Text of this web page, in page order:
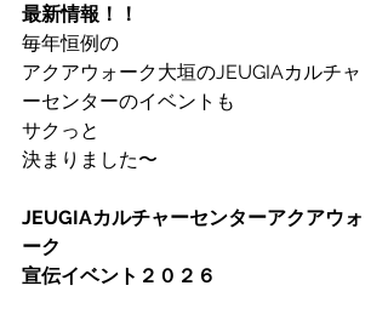
最新情報！！
毎年恒例の
アクアウォーク大垣のJEUGIAカルチャ
ーセンターのイベントも
サクっと
決まりました〜
JEUGIAカルチャーセンターアクアウォ
ーク
宣伝イベント２０２６